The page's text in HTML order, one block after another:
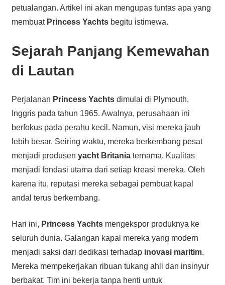
petualangan. Artikel ini akan mengupas tuntas apa yang
membuat Princess Yachtsbegitu istimewa.
Sejarah Panjang Kemewahan
di Lautan
Perjalanan Princess Yachtsdimulai di Plymouth,
Inggris pada tahun 1965. Awalnya, perusahaan ini
berfokus pada perahu kecil. Namun, visi mereka jauh
lebih besar. Seiring waktu, mereka berkembang pesat
menjadi produsen yacht Britaniaternama. Kualitas
menjadi fondasi utama dari setiap kreasi mereka. Oleh
karena itu, reputasi mereka sebagai pembuat kapal
andal terus berkembang.
Hari ini, Princess Yachtsmengekspor produknya ke
seluruh dunia. Galangan kapal mereka yang modern
menjadi saksi dari dedikasi terhadap inovasi maritim.
Mereka mempekerjakan ribuan tukang ahli dan insinyur
berbakat. Tim ini bekerja tanpa henti untuk